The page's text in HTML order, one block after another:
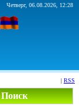
Четверг, 06.08.2026, 12:28
| RSS
Поиск